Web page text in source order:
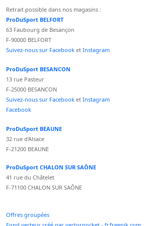
Retrait possible dans nos magasins :
ProDuSport BELFORT
63 Faubourg de Besançon
F-90000 BELFORT
Suivez-nous sur Facebook et Instagram
ProDuSport BESANCON
13 rue Pasteur
F-25000 BESANCON
Suivez-nous sur Facebook et Instagram
Facebook
ProDuSport BEAUNE
32 rue d'Alsace
F-21200 BEAUNE
ProDuSport CHALON SUR SAÔNE
41 rue du Châtelet
F-71100 CHALON SUR SAÔNE
Offres groupées